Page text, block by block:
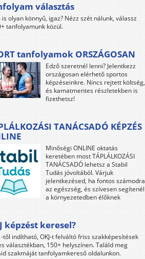
választás
is olyan könnyű, igaz? Nézz szét nálunk, válassz
tanfolyamunk közül.
tanfolyamok ORSZÁGOSAN
Edző szeretnél lenni? Jelentkezz
országosan elérhető sportos
képzéseinkre. Nincs rejtett költség,
és kamatmentes részletekben is
fizethetsz!
TANÁCSADÓ KÉPZÉS
Minőségi ONLINE oktatás
keretében most TÁPLÁLKOZÁSI
TANÁCSADÓ lehetsz a Stabil
Tudás jóvoltából. Várjuk
jelentkezésed, ha fontos számodra
az egészség, és szívesen segítenél
a környezetedben élőknek
képzést keresel?
től indítható, OKJ-t felváltó friss szakképesítések
választékban, 150+ helyszínen. Találd meg
szakmáját tanfolyamkereső oldalunkon.